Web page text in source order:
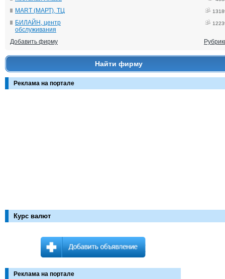
MART (МАРТ), ТЦ
БИЛАЙН, центр
обслуживания
Добавить фирму
Найти фирму
Реклама на портале
Курс валют
Реклама на портале